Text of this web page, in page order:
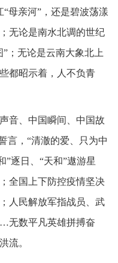
母亲河”，还是碧波荡漾
无论是南水北调的世纪
；无论是云南大象北上
都昭示着，人不负青
音、中国瞬间、中国故
言，“清澈的爱、只为中
”逐日、“天和”遨游星
全国上下防控疫情坚决
人民解放军指战员、武
无数平凡英雄拼搏奋
流。